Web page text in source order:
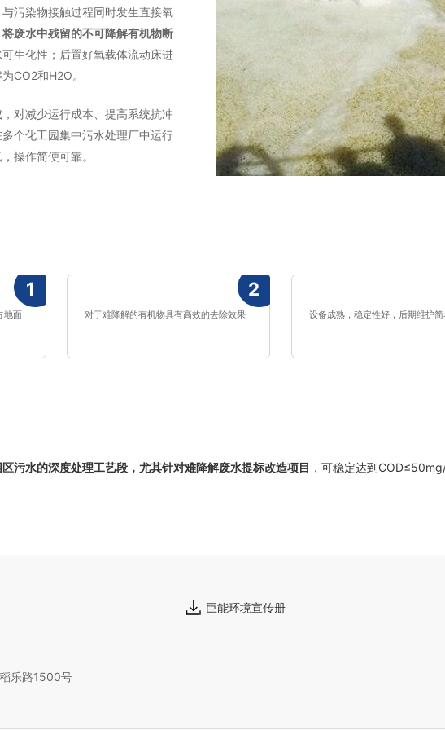
污染物接触过程同时发生直接氧
将废水中残留的不可降解有机物断
可生化性；后置好氧载体流动床进
CO2和H2O。
对减少运行成本、提高系统抗冲
个化工园集中污水处理厂中运行
操作简便可靠。
地面
1
对于难降解的有机物具有高效的去除效果
2
设备成熟，稳定性好，后期维护简
污水的深度处理工艺段，尤其针对难降解废水提标改造项目 ，可稳定达到
乐路1500号
巨能环境宣传册